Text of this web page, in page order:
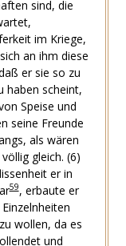
sind, die
im Kriege,
an ihm diese
er sie so zu
haben scheint,
Speise und
seine Freunde
als wären
gleich. (6)
er in
59, erbaute er
wollen, da es
und